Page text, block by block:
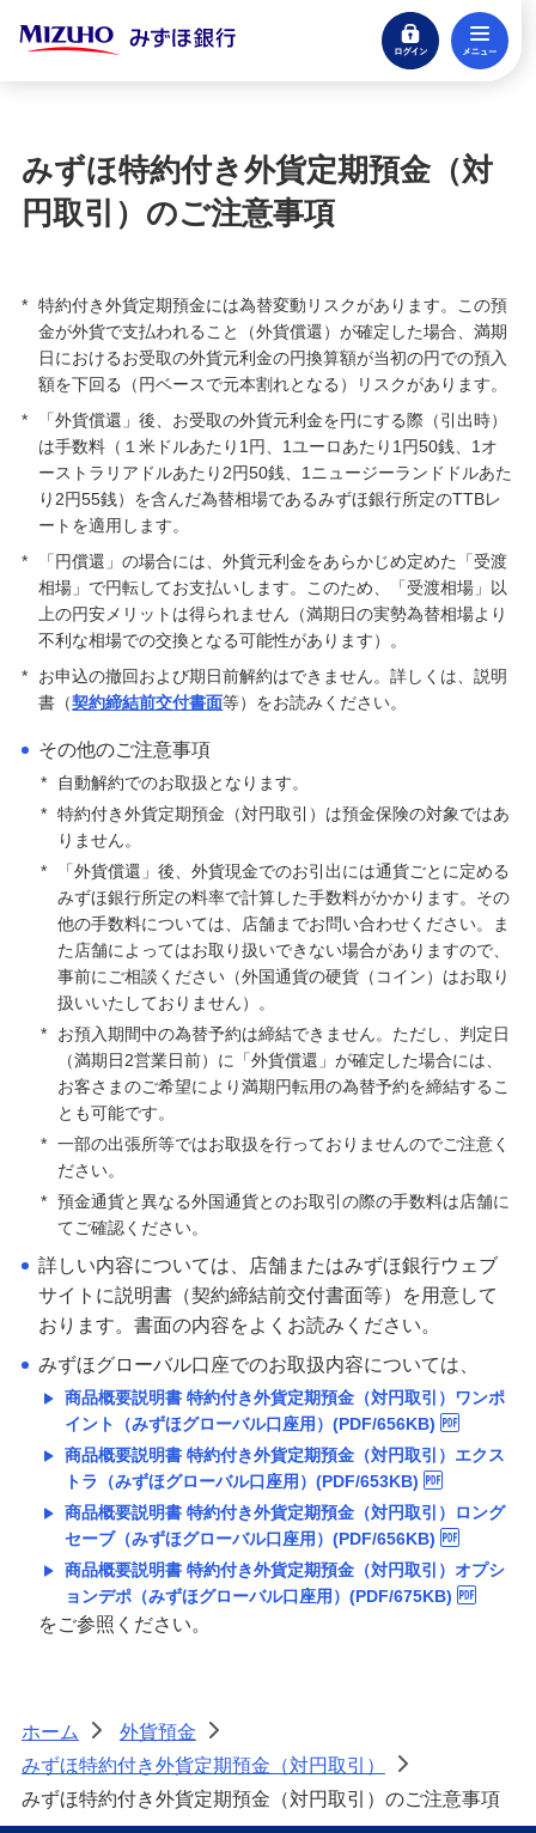
ログイン
閉じる
みずほ外貨定期預金
みずほ特約付き外貨定期預金（対円取引）のご注
意事項
みずほ特約付き外貨定期預金（対円取引）ご注意
いただきたいポイント
みずほ特約付き外貨定期預金規定
みずほ特約付き外貨定期預金（クロス取引）
みずほ特約付き円定期預金
みずほ金利特約付き外貨定期預金
外貨預金口座
座）
オンライン金融商品仲介サービス
個人向け国債
金銭信託「貯蓄の達人」
ご検討中のお客さま
NISA・投資信託申込
iDeCo申込
ライフデザイン・ナビゲーション
みずほ銀行オンライン相談
来店予約（ご相談）
資産形成・資産運用セミナー
備える
相続・保険
学ぶ・考える
生涯学習
困ったときは・よくあるご質問
みずほ銀行について
みずほ特約付き外貨定期預金（対
円取引）のご注意事項
* 特約付き外貨定期預金には為替変動リスクがあります。この預
金が外貨で支払われること（外貨償還）が確定した場合、満期
日におけるお受取の外貨元利金の円換算額が当初の円での預入
額を下回る（円ベースで元本割れとなる）リスクがあります。
*
「外貨償還」後、お受取の外貨元利金を円にする際（引出時）
は手数料（１米ドルあたり1円、1ユーロあたり1円50銭、1オ
ーストラリアドルあたり2円50銭、1ニュージーランドドルあた
り2円55銭）を含んだ為替相場であるみずほ銀行所定のTTBレ
ートを適用します。
*
「円償還」の場合には、外貨元利金をあらかじめ定めた「受渡
相場」で円転してお支払いします。このため、「受渡相場」以
上の円安メリットは得られません（満期日の実勢為替相場より
不利な相場での交換となる可能性があります）。
*
お申込の撤回および期日前解約はできません。詳しくは、説明
書（契約締結前交付書面等）をお読みください。
その他のご注意事項
*
自動解約でのお取扱となります。
* 特約付き外貨定期預金（対円取引）は預金保険の対象ではあ
りません。
*
「外貨償還」後、外貨現金でのお引出には通貨ごとに定める
みずほ銀行所定の料率で計算した手数料がかかります。その
他の手数料については、店舗までお問い合わせください。ま
た店舗によってはお取り扱いできない場合がありますので、
事前にご相談ください（外国通貨の硬貨（コイン）はお取り
扱いいたしておりません）。
*
お預入期間中の為替予約は締結できません。ただし、判定日
（満期日2営業日前）に「外貨償還」が確定した場合には、
お客さまのご希望により満期円転用の為替予約を締結するこ
とも可能です。
* 一部の出張所等ではお取扱を行っておりませんのでご注意く
ださい。
* 預金通貨と異なる外国通貨とのお取引の際の手数料は店舗に
てご確認ください。
詳しい内容については、店舗またはみずほ銀行ウェブ
サイトに説明書（契約締結前交付書面等）を用意して
おります。書面の内容をよくお読みください。
みずほグローバル口座でのお取扱内容については、
商品概要説明書 特約付き外貨定期預金（対円取引）ワンポ
イント（みずほグローバル口座用）(PDF/656KB)
商品概要説明書 特約付き外貨定期預金（対円取引）エクス
トラ（みずほグローバル口座用）(PDF/653KB)
商品概要説明書 特約付き外貨定期預金（対円取引）ロング
セーブ（みずほグローバル口座用）(PDF/656KB)
商品概要説明書 特約付き外貨定期預金（対円取引）オプシ
ョンデポ（みずほグローバル口座用）(PDF/675KB)
をご参照ください。
ホーム > 外貨預金
>
みずほ特約付き外貨定期預金（対円取引）
>
みずほ特約付き外貨定期預金（対円取引）のご注意事項